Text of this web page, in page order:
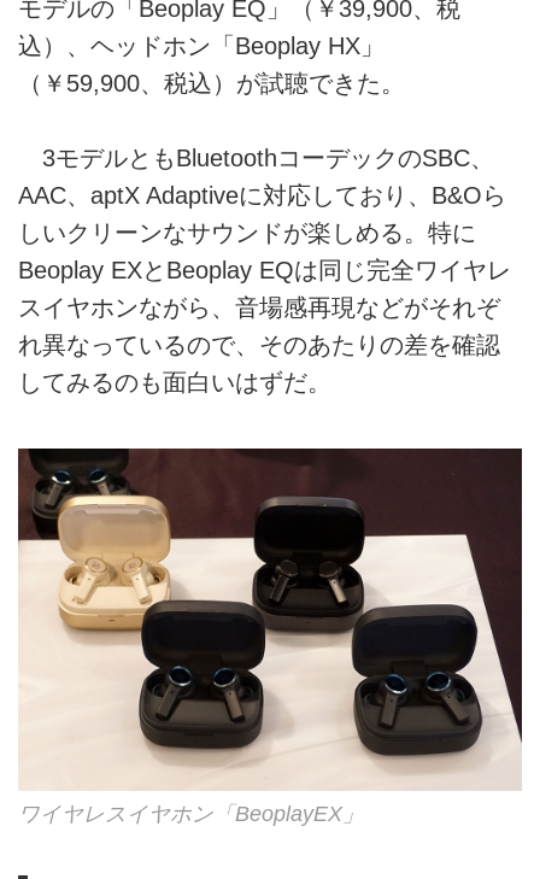
モデルの「Beoplay EQ」（￥39,900、税
込）、ヘッドホン「Beoplay HX」
（￥59,900、税込）が試聴できた。
3モデルともBluetoothコーデックのSBC、
AAC、aptX Adaptiveに対応しており、B&Oら
しいクリーンなサウンドが楽しめる。特に
Beoplay EXとBeoplay EQは同じ完全ワイヤレ
スイヤホンながら、音場感再現などがそれぞ
れ異なっているので、そのあたりの差を確認
してみるのも面白いはずだ。
ワイヤレスイヤホン「BeoplayEX」